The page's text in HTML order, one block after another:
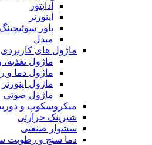
آداپتور
اینورتر
پاور سوئیچینگ
مبدل
ماژول های کاربردی
ماژول تغذیه،
ماژول دما و
ماژول اینورتر
ماژول صوتی
میکروسکوپ و
شیرینک حرارتی
سشوار صنعتی
دما سنج و رطوبت